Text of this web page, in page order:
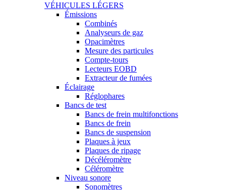
VÉHICULES LÉGERS
GammeÉmissions
Combinés
Analyseurs de gaz
Opacimètres
Mesure des particules
Compte-tours
Lecteurs EOBD
Extracteur de fumées
Éclairage
Réglophares
Bancs de test
Bancs de frein multifonctions
Bancs de frein
Bancs de suspension
Plaques à jeux
Plaques de ripage
Décéléromètre
Céléromètre
Niveau sonore
Sonomètres